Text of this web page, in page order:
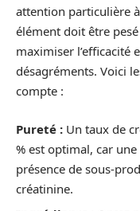
attention particulière
élément doit être
maximiser l’efficacité
désagréments. Voici
compte :
Pureté : Un taux de
% est optimal, car
présence de sous-
créatinine.